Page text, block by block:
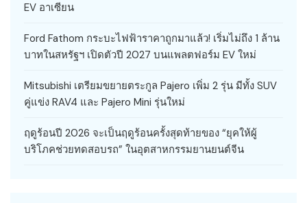
EV อาเซียน
Ford Fathom กระบะไฟฟ้าราคาถูกมาแล้ว! เริ่มไม่ถึง 1 ล้าน
บาทในสหรัฐฯ เปิดตัวปี 2027 บนแพลตฟอร์ม EV ใหม่
Mitsubishi เตรียมขยายตระกูล Pajero เพิ่ม 2 รุ่น มีทั้ง SUV
คู่แข่ง RAV4 และ Pajero Mini รุ่นใหม่
ฤดูร้อนปี 2026 จะเป็นฤดูร้อนครั้งสุดท้ายของ “ยุคให้ผู้
บริโภคช่วยทดสอบรถ” ในอุตสาหกรรมยานยนต์จีน